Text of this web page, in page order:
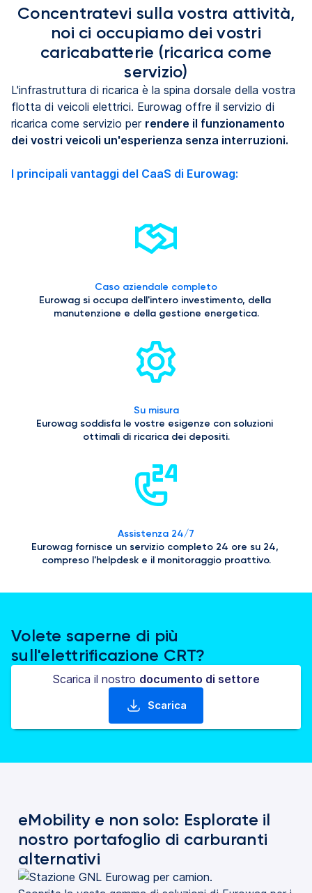
Concentratevi sulla vostra attività,
noi ci occupiamo dei vostri
caricabatterie (ricarica come
servizio)
L'infrastruttura di ricarica è la spina dorsale della vostra
flotta di veicoli elettrici. Eurowag offre il servizio di
ricarica come servizio per rendere il funzionamento
dei vostri veicoli un'esperienza senza interruzioni.
I principali vantaggi del CaaS di Eurowag:
Caso aziendale completo
Eurowag si occupa dell'intero investimento, della
manutenzione e della gestione energetica.
Su misura
Eurowag soddisfa le vostre esigenze con soluzioni
ottimali di ricarica dei depositi.
Assistenza 24/7
Eurowag fornisce un servizio completo 24 ore su 24,
compreso l'helpdesk e il monitoraggio proattivo.
Volete saperne di più
sull'elettrificazione CRT?
Scarica il nostro documento di settore
Scarica
(si apre in una nuova scheda)
eMobility e non solo: Esplorate il
nostro portafoglio di carburanti
alternativi